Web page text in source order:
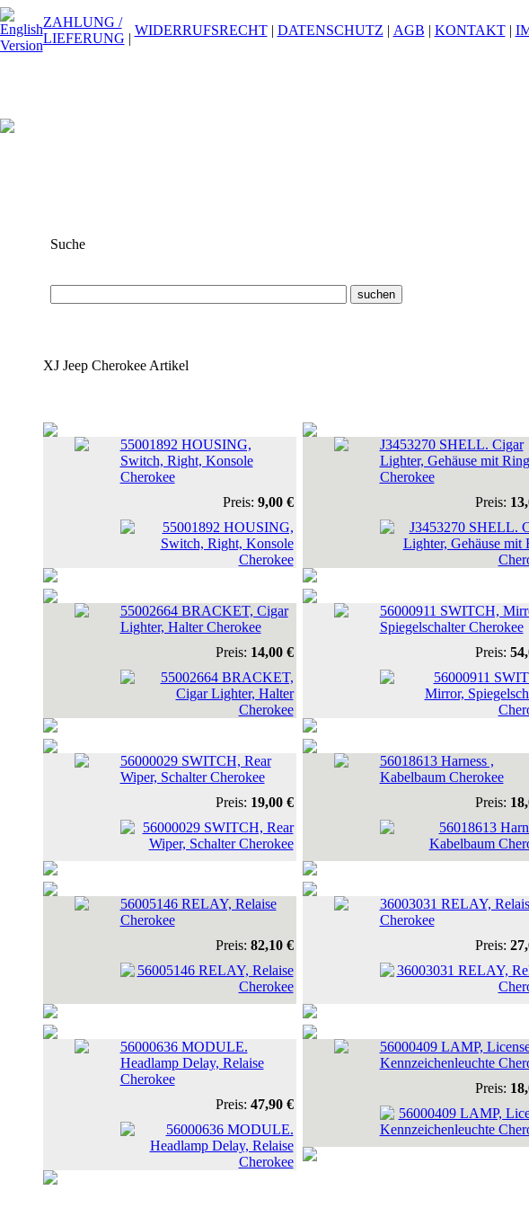
ZAHLUNG /
LIEFERUNG |
WIDERRUFSRECHT| DATENSCHUTZ | AGB | KONTAKT|
Suche
XJ Jeep Cherokee Artikel
55001892 HOUSING,
Switch, Right, Konsole
Cherokee
Preis: 9,00 €
J3453270 SHELL. Cigar
Lighter, Gehäuse mit Ring
Cherokee
Preis:
55002664 BRACKET, Cigar
Lighter, Halter Cherokee
Preis: 14,00 €
56000911 SWITCH,
Spiegelschalter Cherokee
Preis:
56000029 SWITCH, Rear
Wiper, Schalter Cherokee
Preis: 19,00 €
56018613 Harness ,
Kabelbaum Cherokee
Preis:
56005146 RELAY, Relaise
Cherokee
Preis: 82,10 €
36003031 RELAY,
Cherokee
Preis:
56000636 MODULE.
Headlamp Delay, Relaise
Cherokee
Preis: 47,90 €
56000409 LAMP,
Kennzeichenleuchte
Preis: